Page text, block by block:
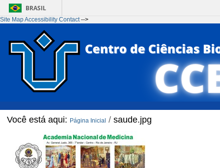
BRASIL
Ir para o conteúdo
Site MapAccessibility Contact-->
Você está aqui: Página Inicial /saude.jpg